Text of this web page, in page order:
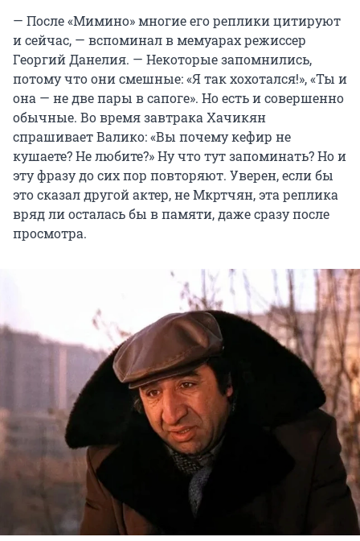
— После «Мимино» многие его реплики цитируют
и сейчас, — вспоминал в мемуарах режиссер
Георгий Данелия. — Некоторые запомнились,
потому что они смешные: «Я так хохотался!», «Ты и
она — не две пары в сапоге». Но есть и совершенно
обычные. Во время завтрака Хачикян
спрашивает Валико: «Вы почему кефир не
кушаете? Не любите?» Ну что тут запоминать? Но и
эту фразу до сих пор повторяют. Уверен, если бы
это сказал другой актер, не Мкртчян, эта реплика
вряд ли осталась бы в памяти, даже сразу после
просмотра.